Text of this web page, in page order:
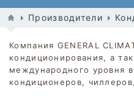
Производители
Компания GENERAL
кондиционирования, а
международного уровня
кондиционеров,